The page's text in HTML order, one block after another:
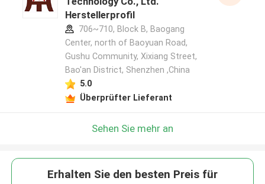
Herstellerprofil
706~710, Block B, Baogang
Center, north of Baoyuan Road,
Gushu Community, Xixiang Street,
Bao'an District, Shenzhen ,China
5.0
Überprüfter Lieferant
Sehen Sie mehr an
Erhalten Sie den besten Preis für